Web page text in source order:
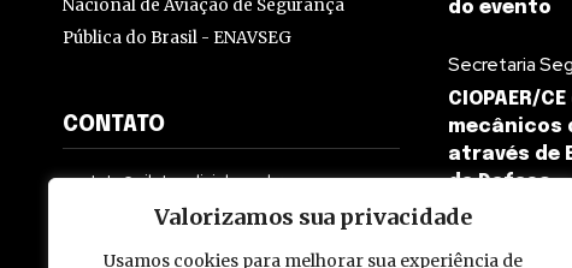
Valorizamos sua privacidade
Usamos cookies para melhorar sua experiência de
Nacional de Aviação de Segurança
Pública do Brasil - ENAVSEG
CONTATO
contato@pilotopolicial.com.br
do evento
Secretaria
CIOPAER/
mecânicos
através de
de Defesa